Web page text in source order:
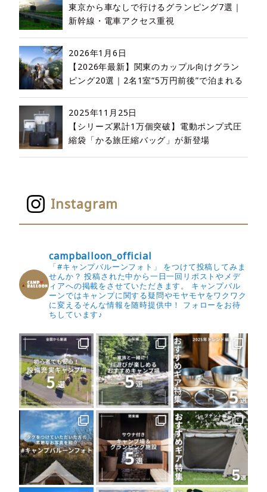
東京から車なしで行けるグランピング7選｜
新幹線・電車アクセス重視
2026年1月6日
【2026年最新】関東のカップル向けグラン
ピング20選｜2名1室“5万円前後”で泊まれる
2025年11月25日
【シリーズ累計1万個突破】電動ポンプ式圧
縮袋「かる旅圧縮バッグ」が新登場
Instagram
campballoon_official
「#キャンプバルーンフォト」 をつけて投稿してみま
せんか？ 投稿された中から一日一回リポストやメデ
ィアへの掲載をさせていただきます。
キャンプバル
ーンではキャンプに関する疑問やモヤモヤをワクワク
に変えるそんな情報を随時提供中！
フォローをお待
ちしています♪